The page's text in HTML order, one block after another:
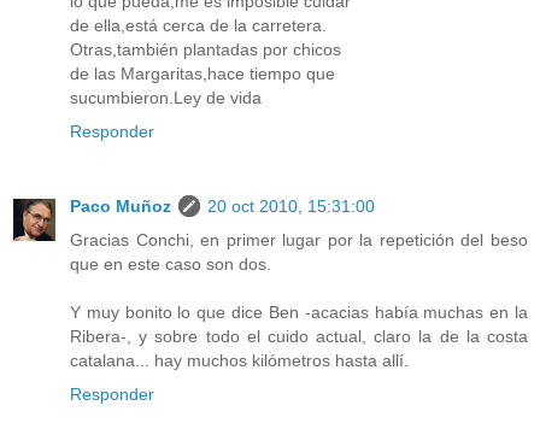
de ella,está cerca de la carretera.
Otras,también plantadas por chicos
de las Margaritas,hace tiempo que
sucumbieron.Ley de vida
Responder
Paco Muñoz
20 oct 2010, 15:31:00
Gracias Conchi, en primer lugar por la repetición del beso
que en este caso son dos.
Y muy bonito lo que dice Ben -acacias había muchas en la
Ribera-, y sobre todo el cuido actual, claro la de la costa
catalana... hay muchos kilómetros hasta allí.
Responder